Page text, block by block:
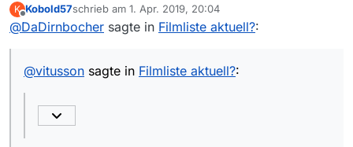
Ja, ist uns aufgefallen Herr Oberlehrer.
Najo, wenn @Kobold57
MVW nutzt, etwas zu
MVW meldet und das in dem richtigen
K
Offline
Kobold57schrieb am 1. Apr. 2019, 20:04
zuletzt editiert von
@DaDirnbocher sagte in Filmliste aktuell?:
@vitusson sagte in Filmliste aktuell?: